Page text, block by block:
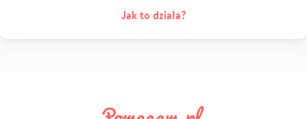
Jak to działa?